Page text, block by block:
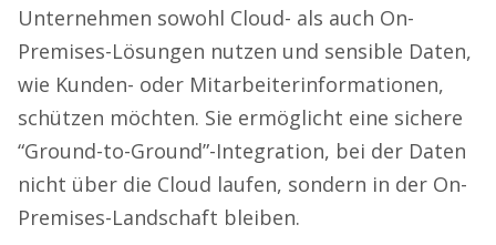
Unternehmen sowohl Cloud- als auch On-
Premises-Lösungen nutzen und sensible Daten,
wie Kunden- oder Mitarbeiterinformationen,
schützen möchten. Sie ermöglicht eine sichere
“Ground-to-Ground”-Integration, bei der Daten
nicht über die Cloud laufen, sondern in der On-
Premises-Landschaft bleiben.